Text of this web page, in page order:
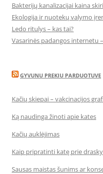
Bakterijų kanalizacijai kaina
Ekologija ir nuotekų valymo
Ledo ritulys – kas tai?
Vasarinės padangos internetu
GYVUNU PREKIU PARDUOTUVE
Kačių skiepai – vakcinacijos
Ką naudinga žinoti apie kates
Kačių auklėjimas
Kaip pripratinti katę prie
Sausas maistas šunims ar